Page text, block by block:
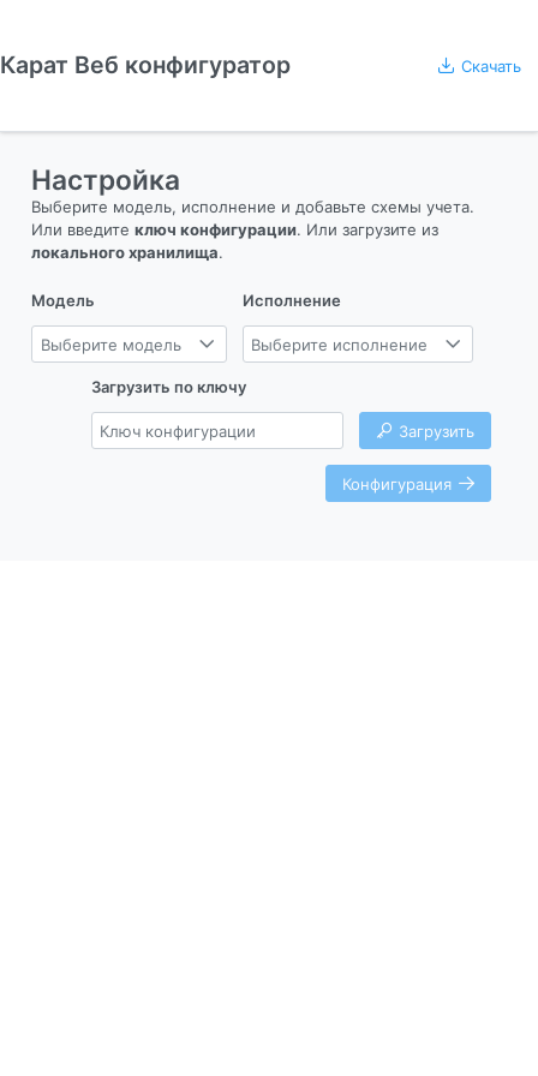
Карат Веб конфигуратор Скачать
Настройка
Выберите модель, исполнение и добавьте схемы учета.
Или введите ключ конфигурации. Или загрузите из
локального хранилища.
Модель
Выберите модель
Исполнение
Выберите исполнение
Загрузить по ключу
Загрузить
Конфигурация